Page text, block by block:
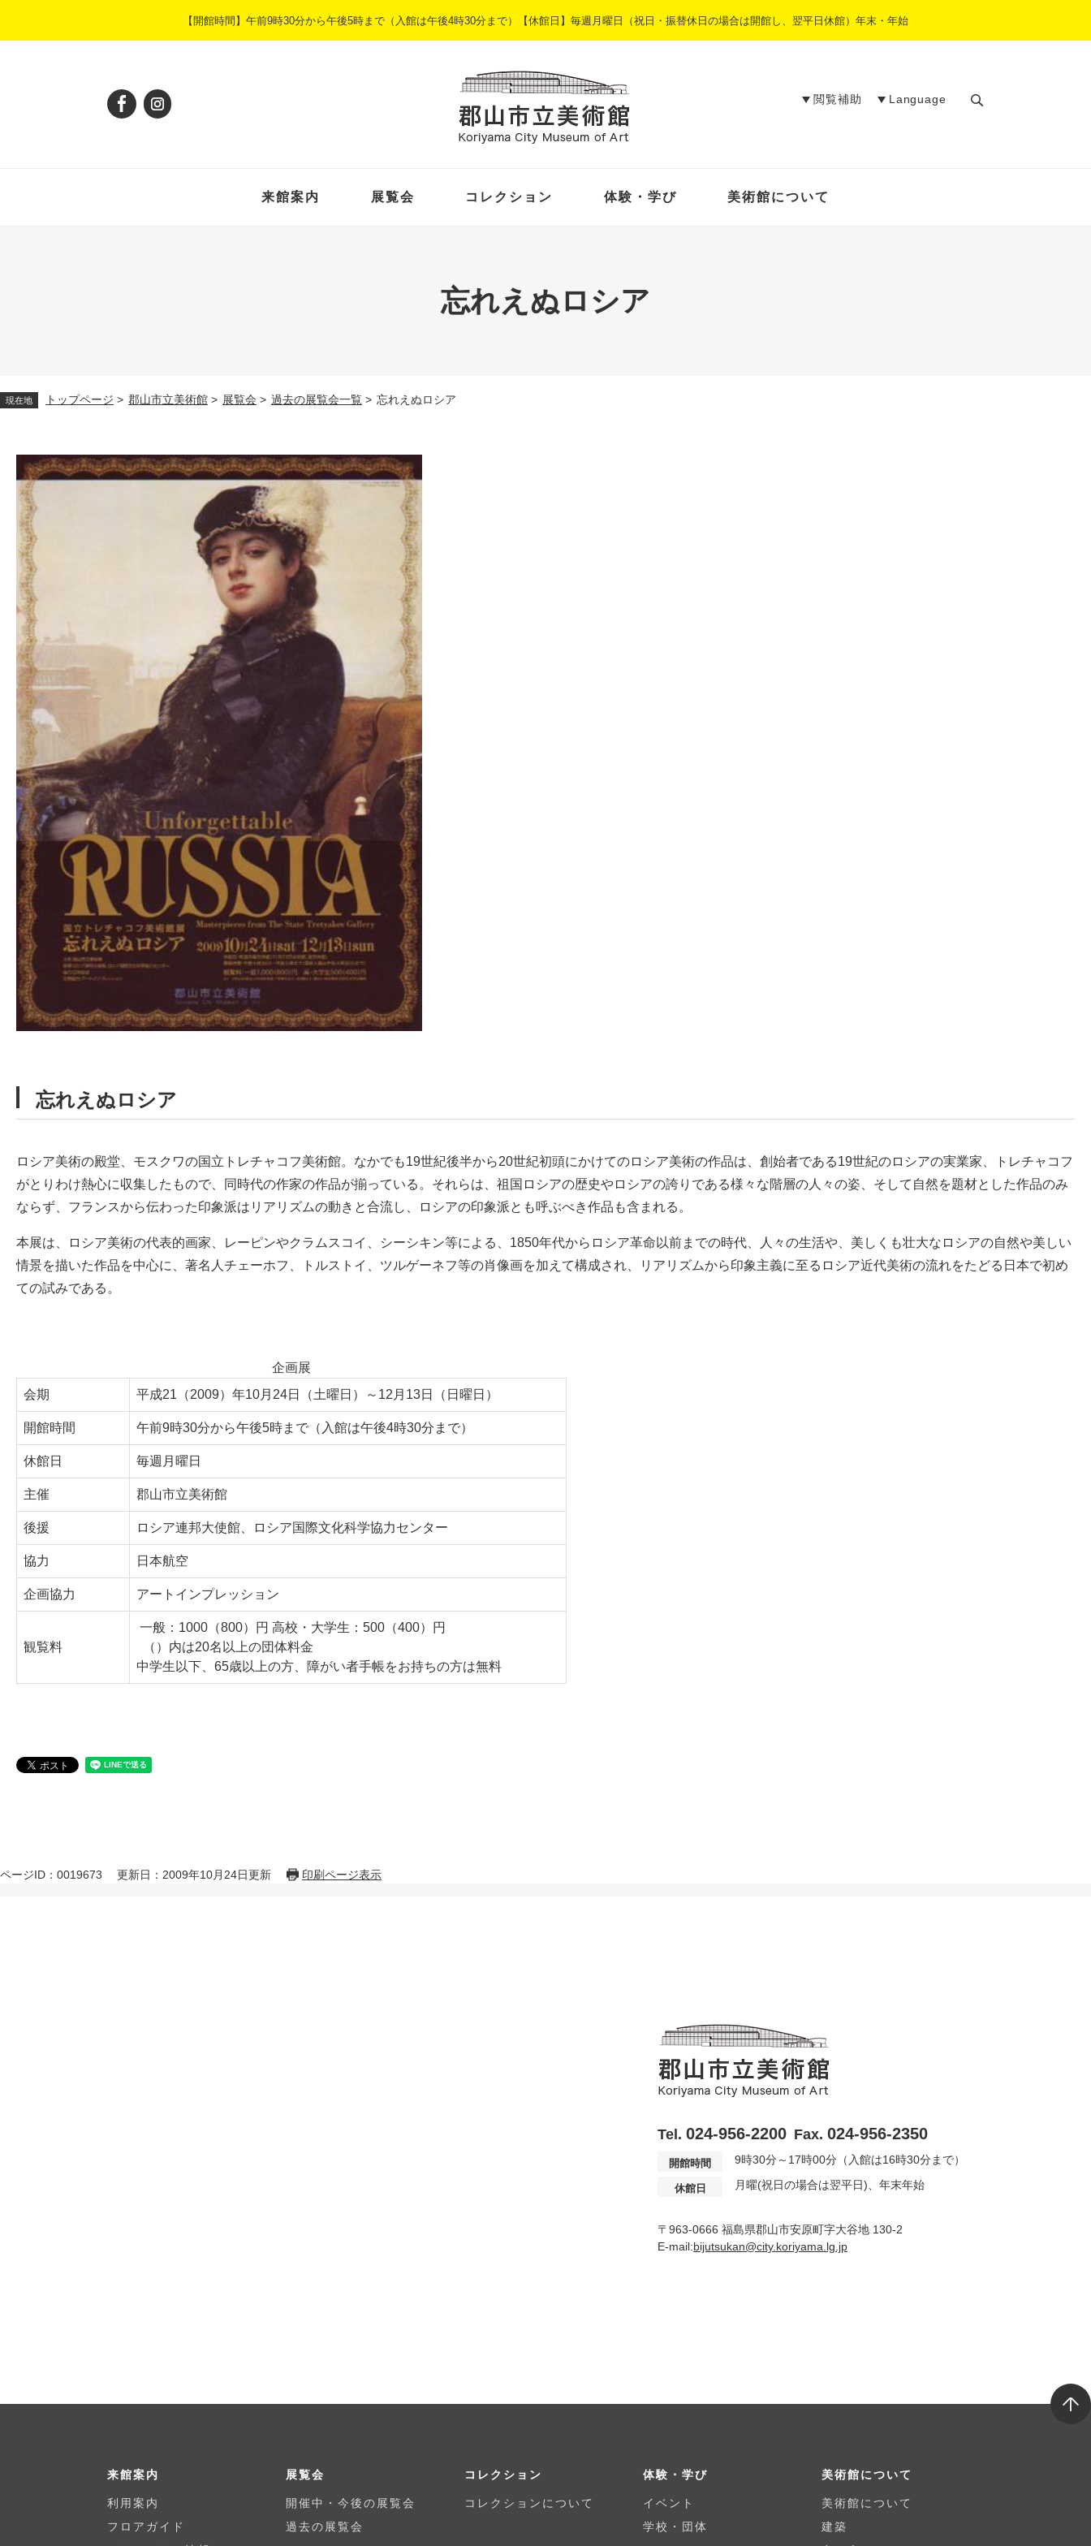
【開館時間】午前9時30分から午後5時まで（入館は午後4時30分まで）【休館日】毎週月曜日（祝日・振替休日の場合は開館し、翌平日休館）年末・年始
閲覧補助 Language
検
来館案内 展覧会 コレクション 体験・学び 美術館について
忘れえぬロシア
現在地 トップページ > 郡山市立美術館 > 展覧会 > 過去の展覧会一覧 > 忘れえぬロシア
文
忘れえぬロシア
ロシア美術の殿堂、モスクワの国立トレチャコフ美術館。なかでも19世紀後半から20世紀初頭にかけてのロシア美術の作品は、創始者である19世紀のロシアの実業家、トレチャコフ
がとりわけ熱心に収集したもので、同時代の作家の作品が揃っている。それらは、祖国ロシアの歴史やロシアの誇りである様々な階層の人々の姿、そして自然を題材とした作品のみ
ならず、フランスから伝わった印象派はリアリズムの動きと合流し、ロシアの印象派とも呼ぶべき作品も含まれる。
本展は、ロシア美術の代表的画家、レーピンやクラムスコイ、シーシキン等による、1850年代からロシア革命以前までの時代、人々の生活や、美しくも壮大なロシアの自然や美しい
情景を描いた作品を中心に、著名人チェーホフ、トルストイ、ツルゲーネフ等の肖像画を加えて構成され、リアリズムから印象主義に至るロシア近代美術の流れをたどる日本で初め
ての試みである。
企画展
会期
平成21（2009）年10月24日（土曜日）～12月13日（日曜日）
開館時間 午前9時30分から午後5時まで（入館は午後4時30分まで）
休館日 毎週月曜日
主催 郡山市立美術館
後援 ロシア連邦大使館、ロシア国際文化科学協力センター
協力 日本航空
企画協力 アートインプレッション
観覧料
一般：1000（800）円 高校・大学生：500（400）円
（）内は20名以上の団体料金
中学生以下、65歳以上の方、障がい者手帳をお持ちの方は無料
ページID：0019673 更新日：2009年10月24日更新 印刷ページ表示
Tel. 024-956-2200 Fax. 024-956-2350
開館時間 9時30分～17時00分（入館は16時30分まで）
休館日 月曜(祝日の場合は翌平日)、年末年始
〒963-0666 福島県郡山市安原町字大谷地 130-2
E-mail:bijutsukan@city.koriyama.lg.jp
T
来館案内
利用案内
フロアガイド
展覧会
開催中・今後の展覧会
過去の展覧会
コレクション
コレクションについて
体験・学び
イベント
学校・団体
美術館について
美術館について
建築